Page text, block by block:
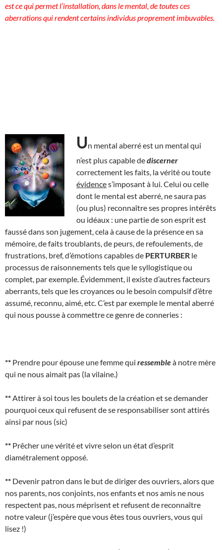
est ce qui permet l’installation, dans le mental, de toutes ces
aberrations qui rendent certains individus proprement imbuvables.
Un mental aberré est un mental qui
n’est plus capable dediscerner
correctement les faits, la vérité ou toute
évidences’imposant à lui. Celui ou celle
dont le mental est aberré, ne saura pas
(ou plus) reconnaître ses propres intérêts
ou idéaux : une partie de son esprit est
faussé dans son jugement, cela à cause de la présence en sa
mémoire, de faits troublants, de peurs, de refoulements, de
frustrations, bref, d’émotions capables de PERTURBER le
processus de raisonnements tels que le syllogistique ou
complet, par exemple. Évidemment, il existe d’autres facteurs
aberrants, tels que les croyances ou le besoin compulsif d’être
assumé, reconnu, aimé, etc. C’est par exemple le mental aberré
qui nous pousse à commettre ce genre de conneries :
** Prendre pour épouse une femme qui ressembleà notre mère
qui ne nous aimait pas (la vilaine.)
** Attirer à soi tous les boulets de la création et se demander
pourquoi ceux qui refusent de se responsabiliser sont attirés
ainsi par nous (sic)
** Prêcher une vérité et vivre selon un état d’esprit
diamétralement opposé.
** Devenir patron dans le but de diriger des ouvriers, alors que
nos parents, nos conjoints, nos enfants et nos amis ne nous
respectent pas, nous méprisent et refusent de reconnaître
notre valeur (j’espère que vous êtes tous ouvriers, vous qui
lisez !)